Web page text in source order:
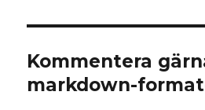
Kommentera
markdown-